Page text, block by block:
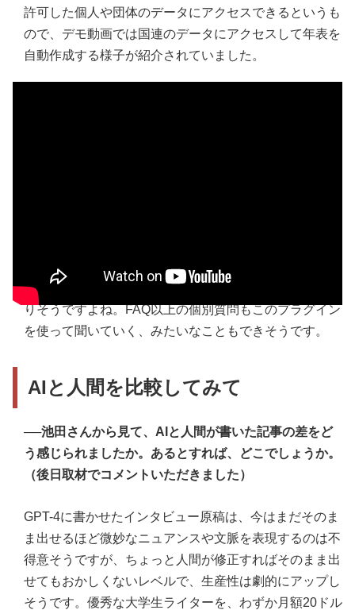
許可した個人や団体のデータにアクセスできるというも
ので、デモ動画では国連のデータにアクセスして年表を
自動作成する様子が紹介されていました。
いているわけですが、そもそも記者がアクセス可能なデ
ータベースを企業が提供してくれると、いろいろ楽にな
りそうですよね。FAQ以上の個別質問もこのプラグイン
を使って聞いていく、みたいなこともできそうです。
AIと人間を比較してみて
──池田さんから見て、AIと人間が書いた記事の差をど
う感じられましたか。あるとすれば、どこでしょうか。
（後日取材でコメントいただきました）
GPT-4に書かせたインタビュー原稿は、今はまだそのま
ま出せるほど微妙なニュアンスや文脈を表現するのは不
得意そうですが、ちょっと人間が修正すればそのまま出
せてもおかしくないレベルで、生産性は劇的にアップし
そうです。優秀な大学生ライターを、わずか月額20ドル